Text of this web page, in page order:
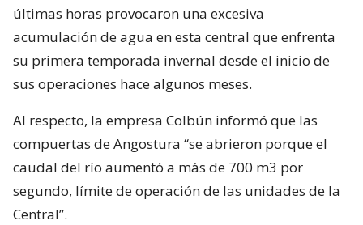
últimas horas provocaron una excesiva
acumulación de agua en esta central que enfrenta
su primera temporada invernal desde el inicio de
sus operaciones hace algunos meses.
Al respecto, la empresa Colbún informó que las
compuertas de Angostura “se abrieron porque el
caudal del río aumentó a más de 700 m3 por
segundo, límite de operación de las unidades de la
Central”.